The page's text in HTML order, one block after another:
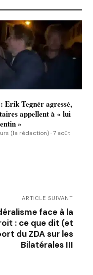
Erik Tegnér agressé,
appellent à « lui
»
(la rédaction) · 7 août
ARTICLE SUIVANT
face à la
: ce que dit (et
du ZDA sur les
Bilatérales III